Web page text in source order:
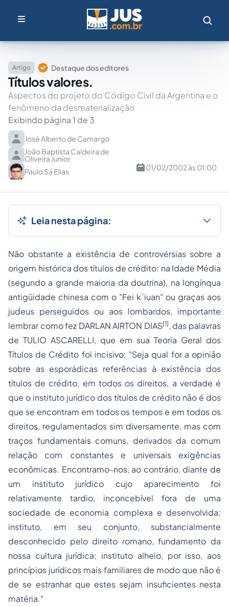
Artigo Destaque dos editores
Títulos valores.
Aspectos do projeto do Código Civil da Argentina e o
fenômeno da desmaterialização
Exibindo página 1 de 3
José Alberto de Camargo
João Baptista Caldeira de
Oliveira Junior
Paulo Sá Elias
01/02/2002 às 01:00
Leia nesta página:
Não obstante a existência de controvérsias sobre a
origem histórica dos títulos de crédito: na Idade Média
(segundo a grande maioria da doutrina), na longínqua
antigüidade chinesa com o "Fei k´iuan" ou graças aos
judeus perseguidos ou aos lombardos, importante
lembrar como fez DARLAN AIRTON DIAS[1], das palavras
de TULIO ASCARELLI, que em sua Teoria Geral dos
Títulos de Crédito foi incisivo: "Seja qual for a opinião
sobre as esporádicas referências à existência dos
títulos de crédito, em todos os direitos, a verdade é
que o instituto jurídico dostítulos de crédito não é dos
que se encontram em todos os tempos e em todos os
direitos, regulamentados sim diversamente, mas com
traços fundamentais comuns, derivados da comum
relação com constantes e universais exigências
econômicas. Encontramo-nos, ao contrário, diante de
um instituto jurídico cujo aparecimento foi
relativamente tardio, inconcebível fora de uma
sociedade de economia complexa e desenvolvida;
instituto, em seu conjunto, substancialmente
desconhecido pelo direito romano, fundamento da
nossa cultura jurídica; instituto alheio, por isso, aos
princípios jurídicos mais familiares de modo que não é
de se estranhar que estes sejam insuficientes nesta
matéria."